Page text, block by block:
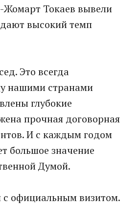
Токаев вывели
высокий темп
Это всегда
нашими странами
глубокие
прочная договорная
И с каждым годом
большое значение
Думой.
с официальным визитом.